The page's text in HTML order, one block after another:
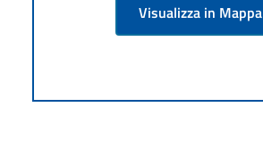
Visualizza in Mappa